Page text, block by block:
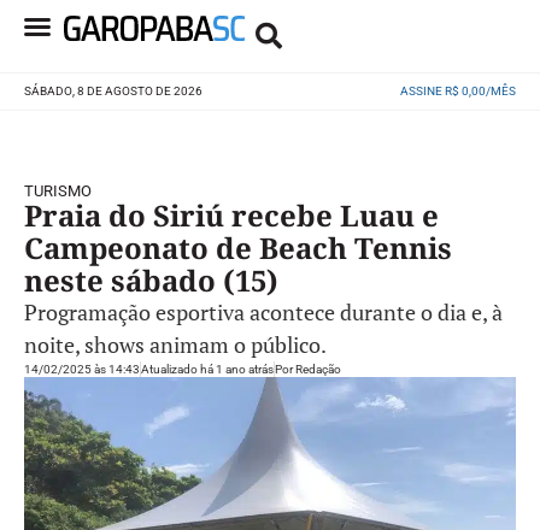
SÁBADO, 8 DE AGOSTO DE 2026 ASSINE R$ 0,00/MÊS
TURISMO
Praia do Siriú recebe Luau e
Campeonato de Beach Tennis
neste sábado (15)
Programação esportiva acontece durante o dia e, à
noite, shows animam o público.
14/02/2025 às 14:43Atualizado há 1 ano atrásPorRedação